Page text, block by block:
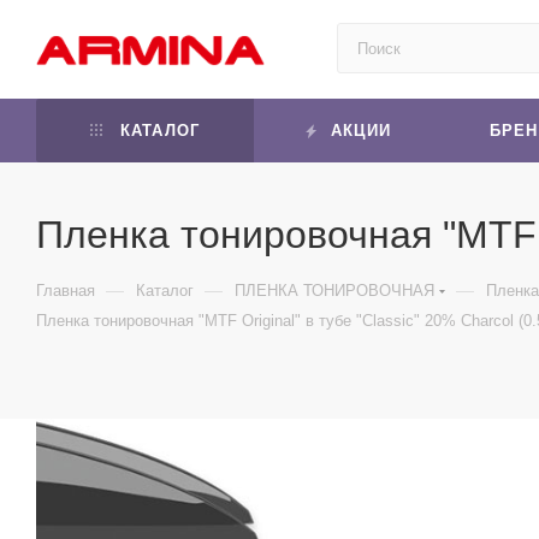
КАТАЛОГ АКЦИИ
Пленка тонировочная
Главная — Каталог — ПЛЕНКА ТОНИРОВОЧНАЯ —
Пленка тонировочная "MTF Original" в тубе "Classic" 20% Сharcol